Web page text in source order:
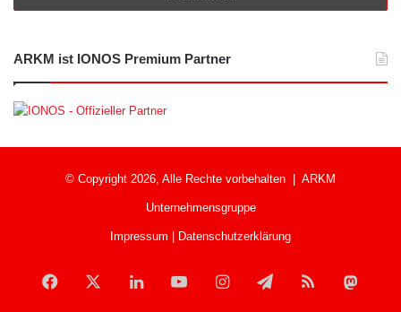
ARKM ist IONOS Premium Partner
© Copyright 2026, Alle Rechte vorbehalten | ARKM
Unternehmensgruppe
Impressum Datenschutzerklärung
Facebook LinkedInYouTubeInstagramTelegramRSS